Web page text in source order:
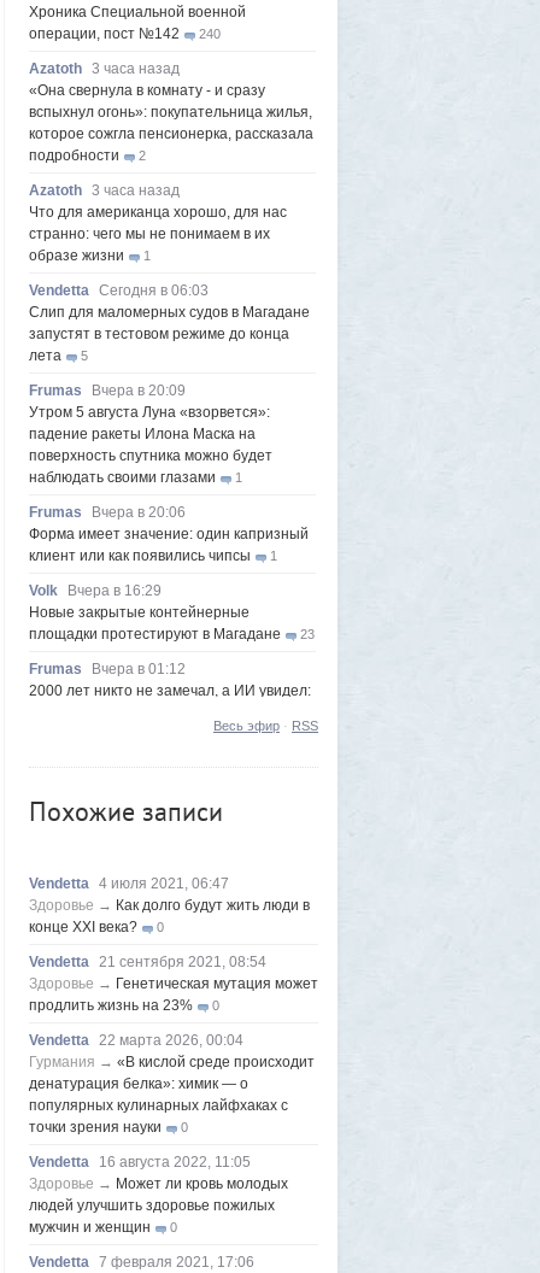
Хроника Специальной военной
операции, пост №142
240
Azatoth 3 часа назад
«Она свернула в комнату - и сразу
вспыхнул огонь»: покупательница жилья,
которое сожгла пенсионерка, рассказала
подробности
2
Azatoth 3 часа назад
Что для американца хорошо, для нас
странно: чего мы не понимаем в их
образе жизни
1
Vendetta Сегодня в 06:03
Слип для маломерных судов в Магадане
запустят в тестовом режиме до конца
лета
5
Frumas
Вчера в 20:09
Утром 5 августа Луна «взорвется»:
падение ракеты Илона Маска на
поверхность спутника можно будет
наблюдать своими глазами
1
Frumas
Вчера в 20:06
Форма имеет значение: один капризный
клиент или как появились чипсы
1
Volk
Вчера в 16:29
Новые закрытые контейнерные
площадки протестируют в Магадане
23
Frumas
Вчера в 01:12
2000 лет никто не замечал, а ИИ увидел:
восстановить то, что считалось
Китайских роботов-гуманоидов запретят
Артемий о текущем моменте
Axelerator 4 августа 2026, 18:49
трансляцию торгов потеряла все
Frumas 3 августа 2026, 21:32
чешутся
2
Voldemar
3 августа 2026, 20:17
Как гиганты с Фаэтона и пришельцы из
Нибиру строили цивилизации на Земле
1GR 1 августа 2026, 18:36
Леопольд Ашенбреннер: Как 24-летний
щегол заработал $30 млрд на
Весь эфир · RSS
Похожие записи
Vendetta 4 июля 2021, 06:47
Здоровье → Как долго будут жить люди в
конце XXI века?
0
Vendetta 21 сентября 2021, 08:54
Здоровье → Генетическая мутация может
продлить жизнь на 23%
0
Vendetta 22 марта 2026, 00:04
Гурмания → «В кислой среде происходит
денатурация белка»: химик — о
популярных кулинарных лайфхаках с
точки зрения науки
0
Vendetta
16 августа 2022, 11:05
Здоровье → Может ли кровь молодых
людей улучшить здоровье пожилых
мужчин и женщин
0
Vendetta 7 февраля 2021, 17:06